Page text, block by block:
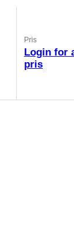
Pris
Login for
pris